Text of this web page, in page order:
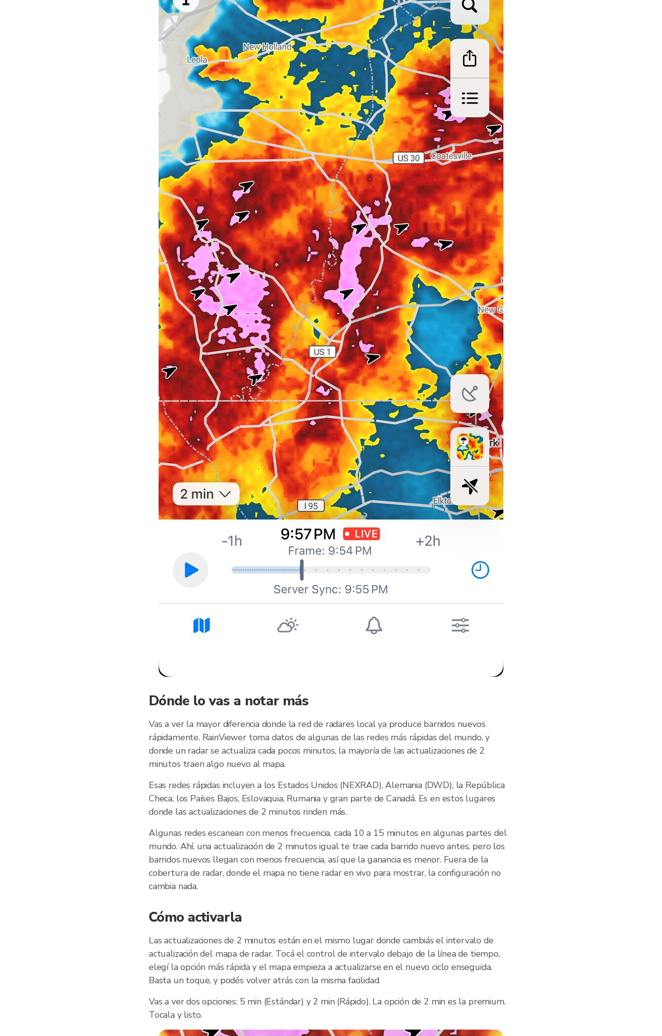
Dónde lo vas a notar más
Vas a ver la mayor diferencia donde la red de radares local ya produce barridos nuevos
rápidamente. RainViewer toma datos de algunas de las redes más rápidas del mundo, y
donde un radar se actualiza cada pocos minutos, la mayoría de las actualizaciones de 2
minutos traen algo nuevo al mapa.
Esas redes rápidas incluyen a los Estados Unidos (NEXRAD), Alemania (DWD), la República
Checa, los Países Bajos, Eslovaquia, Rumania y gran parte de Canadá. Es en estos lugares
donde las actualizaciones de 2 minutos rinden más.
Algunas redes escanean con menos frecuencia, cada 10 a 15 minutos en algunas partes del
mundo. Ahí, una actualización de 2 minutos igual te trae cada barrido nuevo antes, pero los
barridos nuevos llegan con menos frecuencia, así que la ganancia es menor. Fuera de la
cobertura de radar, donde el mapa no tiene radar en vivo para mostrar, la configuración no
cambia nada.
Cómo activarla
Las actualizaciones de 2 minutos están en el mismo lugar donde cambiás el intervalo de
actualización del mapa de radar. Tocá el control de intervalo debajo de la línea de tiempo,
elegí la opción más rápida y el mapa empieza a actualizarse en el nuevo ciclo enseguida.
Basta un toque, y podés volver atrás con la misma facilidad.
Vas a ver dos opciones: 5 min (Estándar) y 2 min (Rápido). La opción de 2 min es la premium.
Tocala y listo.